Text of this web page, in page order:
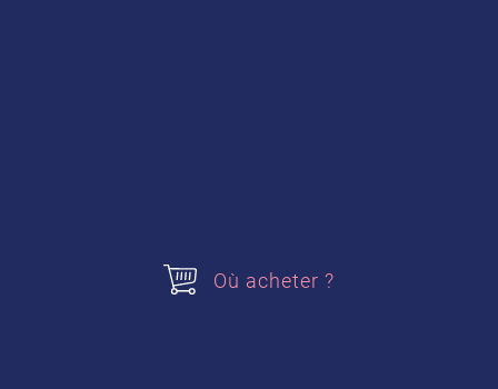
Où acheter ?